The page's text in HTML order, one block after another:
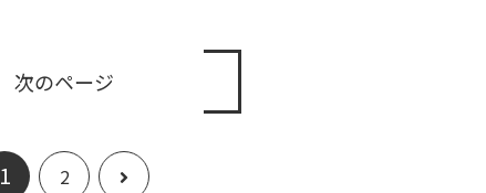
次のページ
1 2 次